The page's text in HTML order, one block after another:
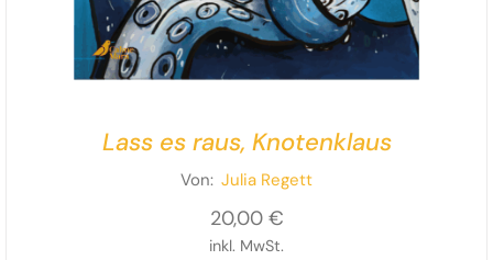
Lass es raus, Knotenklaus
Von: Julia Regett
20,00 €
inkl. MwSt.